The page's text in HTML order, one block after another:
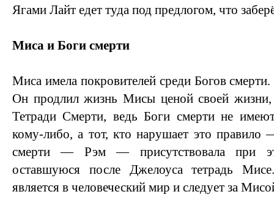
Ягами Лайт едет туда под предлогом, что
Миса и Боги смерти
Миса имела покровителей среди Богов
Он продлил жизнь Мисы ценой своей
Тетради Смерти, ведь Боги смерти не
кому-либо, а тот, кто нарушает это правило
смерти — Рэм — присутствовала при
оставшуюся после Джелоуса тетрадь
является в человеческий мир и следует за